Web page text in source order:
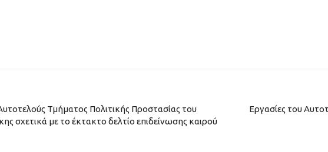
Τμήματος Πολιτικής Προστασίας του
σχετικά με το έκτακτο δελτίο επιδείνωσης καιρού
Εργασίες του